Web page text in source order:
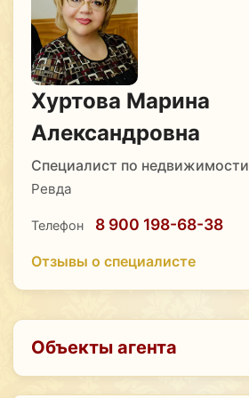
Хуртова Марина
Александровна
Специалист по недвижимости
Ревда
Телефон 8 900 198-68-38
Отзывы о специалисте
Объекты агента